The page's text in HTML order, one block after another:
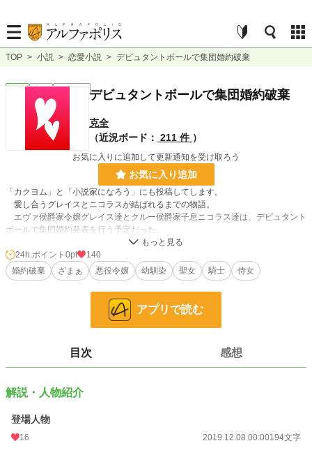
TOP > 小説 > 恋愛小説 > デビュタントボールで集団婚約破棄
完結 ｼｮｰﾄｼｮｰﾄ デビュタントボールで集団婚約破棄
克全
（近況ボード： 211 件 ）
お気に入りに追加して更新通知を受け取ろう
お気に入り追加
「カクヨム」と「小説家になろう」にも投稿してします。
愛し合うグレイスとニコラスが結ばれるまでの物語。
エヴァ侯爵家令嬢グレイス達とクルー侯爵家子息ニコラス達は、デビュタント
ボールで集団婚約発表を行う予定だった。
ブリーダルベイン王国では、長らくエヴァ侯爵家とクルー侯爵家が派閥を率い
て争っていた。
それを解消しようと、王家主導で両派閥の集団婚約が決められたのだが、それ
をクルー侯爵家当主メイソンは派閥争いを続け、王家簒奪を目論んでいた。
228,724 位 / 228,724 件
更新日時
24h.ポイント 0pt
140
婚約破棄
ざまぁ 悪役令嬢 幼馴染 聖女 騎士 侍女
アプリで読む
目次 感想
解説・人物紹介
登場人物
16 2019.12.08 00:00194文字